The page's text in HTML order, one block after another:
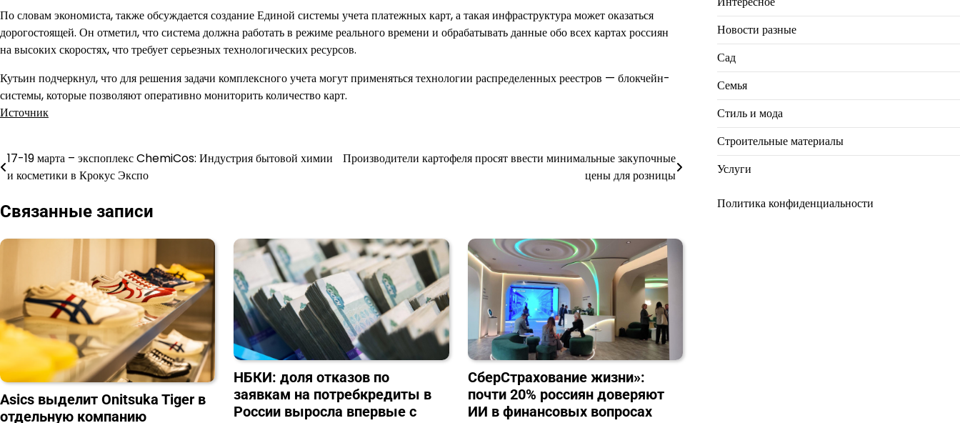
По словам экономиста, также обсуждается создание Единой системы учета платежных карт, а такая инфраструктура может оказаться
дорогостоящей. Он отметил, что система должна работать в режиме реального времени и обрабатывать данные обо всех картах россиян
на высоких скоростях, что требует серьезных технологических ресурсов.
Кутьин подчеркнул, что для решения задачи комплексного учета могут применяться технологии распределенных реестров — блокчейн-
системы, которые позволяют оперативно мониторить количество карт.
Источник
Навигация
записям
17-19 марта – экспоплекс ChemiCos: Индустрия бытовой химии
и косметики в Крокус Экспо
Производители картофеля просят ввести минимальные закупочные
цены для розницы
Связанные записи
Asics выделит Onitsuka Tiger в
отдельную компанию
НБКИ: доля отказов по
заявкам на потребкредиты в
России выросла впервые с
СберСтрахование жизни»:
почти 20% россиян доверяют
ИИ в финансовых вопросах
Новости разные
Сад
Семья
Стиль и мода
Строительные материалы
Услуги
Политика конфиденциальности